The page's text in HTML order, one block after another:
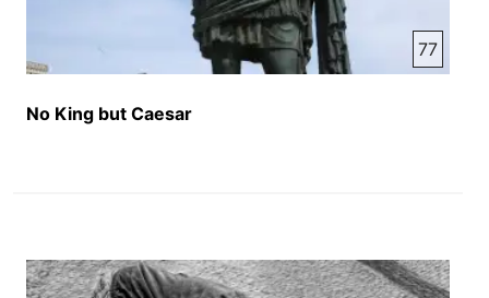
موتر لاری سرواز پانزده یا بیس نفر استاد کده بودند و
اونا را در کوچه های یکی از شهرها میگشتندند در گردن
هر کدام اونا یک لوحه توسط یک رسمان آویزان کده
بودند در این لوحه ها جرم و یا جنایت هر کدام اونا
نویشته شده بود در این خبر گفته شد وقتی که این نفرها
واضح بود حکومت میخواست با این کار خود به مردم این
پیان برسانه هر کسی که مثل اینا به جنایت دست بزنند
77
No King but Caesar